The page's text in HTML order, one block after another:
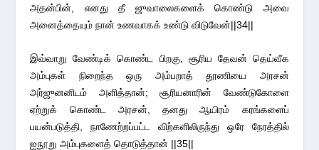
அதன்பின், எனது தீ ஜுவாலைகளைக் கொண்டு அவை
அனைத்தையும் நான் உணவாகக் உண்டு விடுவேன்||34||
இவ்வாறு வேண்டிக் கொண்ட பிறகு, சூரிய தேவன் தெய்வீக
அம்புகள் நிறைந்த ஒரு அம்பறாத் தூணியை அரசன்
அர்ஜுனனிடம் அளித்தான்; சூரியனாரின் வேண்டுகோளை
ஏற்றுக் கொண்ட அரசன், தனது ஆயிரம் கரங்களைப்
பயன்படுத்தி, நாணேற்றப்பட்ட விற்களிலிருந்து ஒரே நேரத்தில்
ஐநூறு அம்புகளைத் தொடுத்தான் ||35||